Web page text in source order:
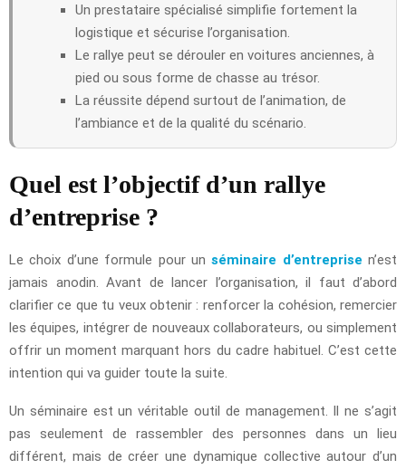
Un prestataire spécialisé simplifie fortement la
logistique et sécurise l’organisation.
Le rallye peut se dérouler en voitures anciennes, à
pied ou sous forme de chasse au trésor.
La réussite dépend surtout de l’animation, de
l’ambiance et de la qualité du scénario.
Quel est l’objectif d’un rallye
d’entreprise ?
Le choix d’une formule pour unséminaire d’entreprise n’est
jamais anodin. Avant de lancer l’organisation, il faut d’abord
clarifier ce que tu veux obtenir : renforcer la cohésion, remercier
les équipes, intégrer de nouveaux collaborateurs, ou simplement
offrir un moment marquant hors du cadre habituel. C’est cette
intention qui va guider toute la suite.
Un séminaire est un véritable outil de management. Il ne s’agit
pas seulement de rassembler des personnes dans un lieu
différent, mais de créer une dynamique collective autour d’un